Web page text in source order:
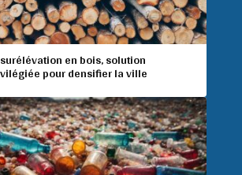
en bois, solution
pour densifier la ville